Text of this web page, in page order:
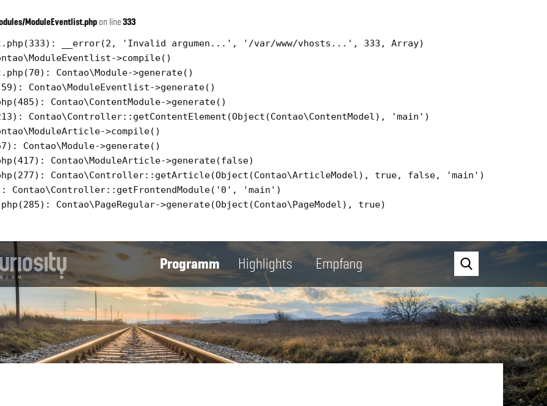
ModuleEventlist.php on line333
__error(2, 'Invalid argumen...', '/var/www/vhosts...', 333, Array)
>compile()
Contao\Module->generate()
Contao\ModuleEventlist->generate()
Contao\ContentModule->generate()
Contao\Controller::getContentElement(Object(Contao\ContentModel), 'main')
>compile()
Contao\Module->generate()
Contao\ModuleArticle->generate(false)
Contao\Controller::getArticle(Object(Contao\ArticleModel), true, false, 'main')
Contao\Controller::getFrontendModule('0', 'main')
Contao\PageRegular->generate(Object(Contao\PageModel), true)
Programm Highlights Empfang